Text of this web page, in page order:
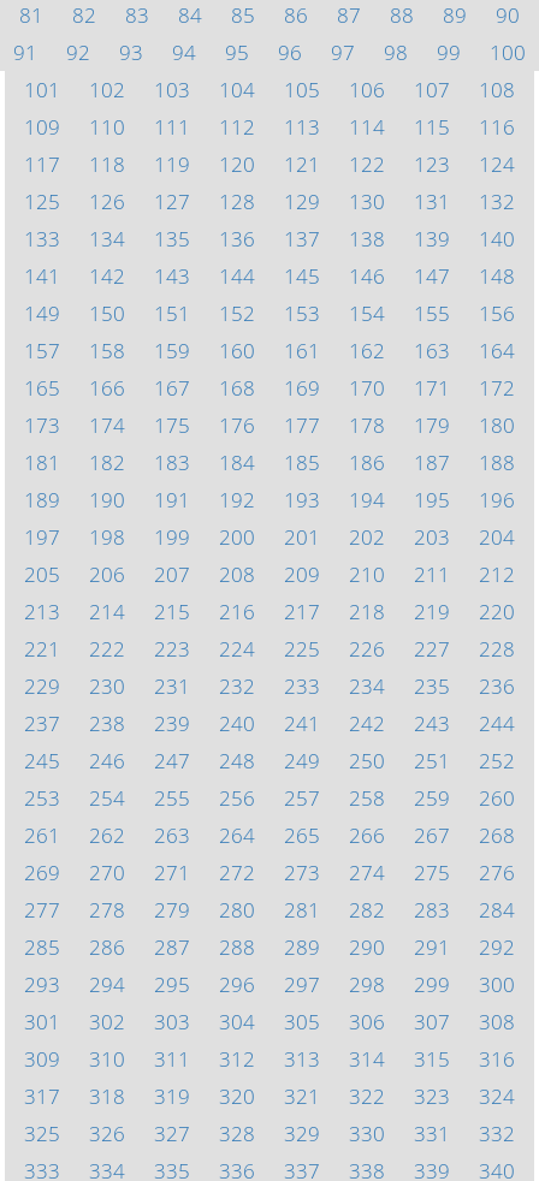
81
82 83 84 85 86 87 88 89
90
91
92 93 94 95 96 97 98 99
100
101
102 103 104 105 106 107
108
109
110 111 112 113 114 115
116
117
118 119 120 121 122 123
124
125
126 127 128 129 130 131
132
133
134 135 136 137 138 139
140
141
142 143 144 145 146 147
148
149
150 151 152 153 154 155
156
157
158 159 160 161 162 163
164
165
166 167 168 169 170 171
172
173
174 175 176 177 178 179
180
181
182 183 184 185 186 187
188
189
190 191 192 193 194 195
196
197
198 199 200 201 202 203
204
205
206 207 208 209 210 211
212
213
214 215 216 217 218 219
220
221
222 223 224 225 226 227
228
229
230 231 232 233 234 235
236
237
238 239 240 241 242 243
244
245
246 247 248 249 250 251
252
253
254 255 256 257 258 259
260
261
262 263 264 265 266 267
268
269
270 271 272 273 274 275
276
277
278 279 280 281 282 283
284
285
286 287 288 289 290 291
292
293
294 295 296 297 298 299
300
301
302 303 304 305 306 307
308
309
310 311 312 313 314 315
316
317
318 319 320 321 322 323
324
325
326 327 328 329 330 331
332
333
334 335 336 337 338 339 340